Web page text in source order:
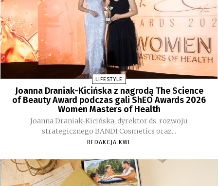
LIFESTYLE
Joanna Draniak-Kicińska z nagrodą The Science
of Beauty Award podczas gali ShEO Awards 2026
Women Masters of Health
Joanna Draniak-Kicińska, dyrektor ds. rozwoju
strategicznego BANDI Cosmetics oraz...
REDAKCJA KWL